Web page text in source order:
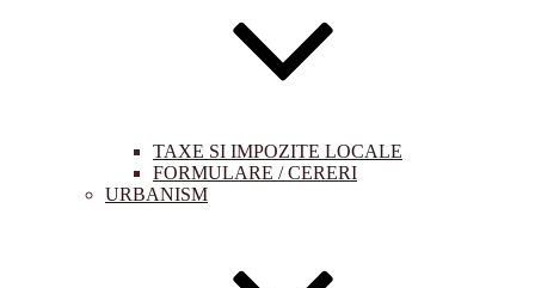
TAXE SI IMPOZITE LOCALE
FORMULARE / CERERI
URBANISM